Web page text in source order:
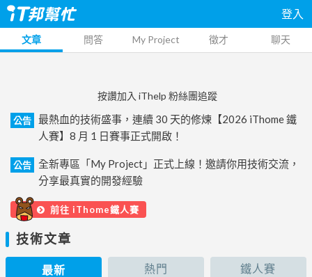
登入
文章 問答 My Project 徵才 聊天
按讚加入 iThelp 粉絲團追蹤
公告
最熱血的技術盛事，連續 30 天的修煉【2026 iThome 鐵
人賽】8 月 1 日賽事正式開啟！
公告
全新專區「My Project」正式上線！邀請你用技術交流，
分享最真實的開發經驗
前往 iThome鐵人賽
技術文章
最新 熱門 鐵人賽